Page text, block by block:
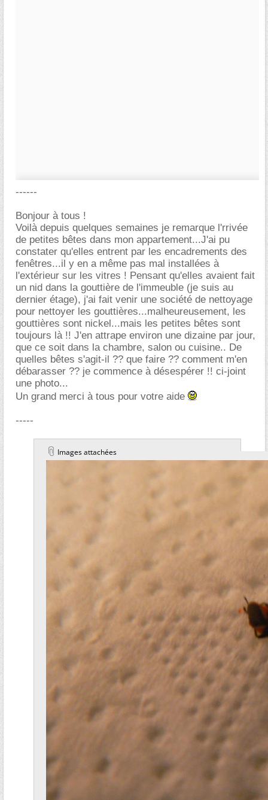
------
Bonjour à tous !
Voilà depuis quelques semaines je remarque l'rrivée
de petites bêtes dans mon appartement...J'ai pu
constater qu'elles entrent par les encadrements des
fenêtres...il y en a même pas mal installées à
l'extérieur sur les vitres ! Pensant qu'elles avaient fait
un nid dans la gouttière de l'immeuble (je suis au
dernier étage), j'ai fait venir une société de nettoyage
pour nettoyer les gouttières...malheureusement, les
gouttières sont nickel...mais les petites bêtes sont
toujours là !! J'en attrape environ une dizaine par jour,
que ce soit dans la chambre, salon ou cuisine.. De
quelles bêtes s'agit-il ?? que faire ?? comment m'en
débarasser ?? je commence à désespérer !! ci-joint
une photo...
Un grand merci à tous pour votre aide
-----
Images attachées